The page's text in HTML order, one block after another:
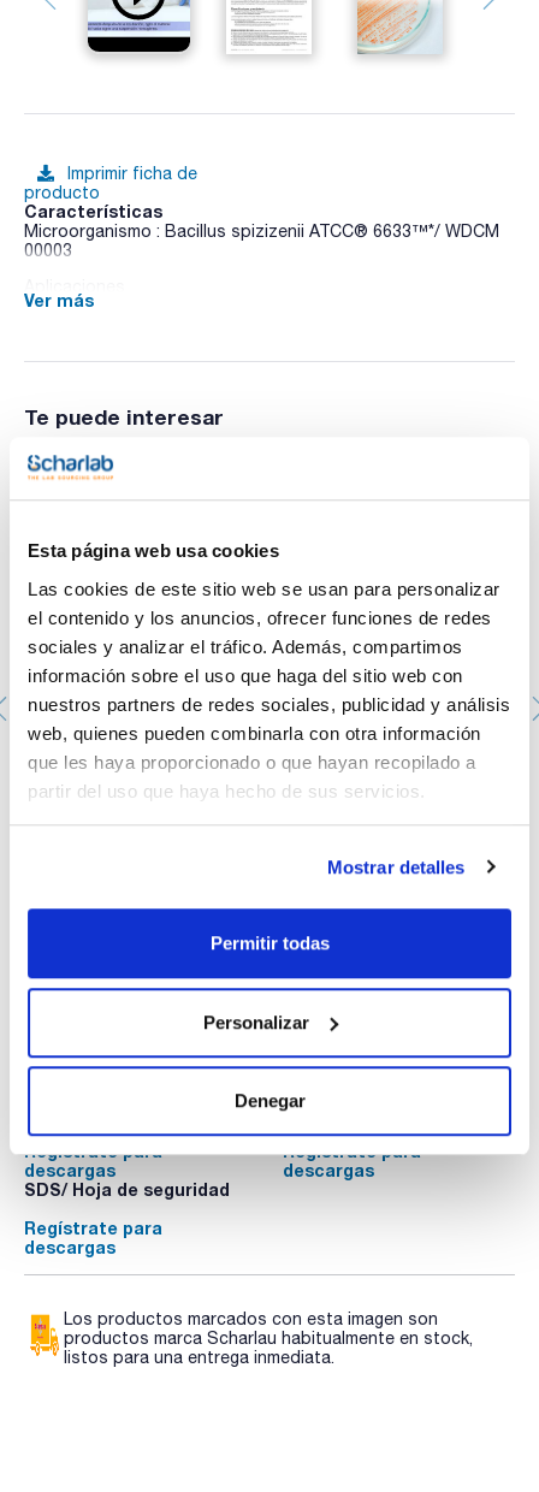
Esta página web usa cookies
Las cookies de este sitio web se usan para personalizar
el contenido y los anuncios, ofrecer funciones de redes
sociales y analizar el tráfico. Además, compartimos
información sobre el uso que haga del sitio web con
nuestros partners de redes sociales, publicidad y análisis
web, quienes pueden combinarla con otra información
que les haya proporcionado o que hayan recopilado a
partir del uso que haya hecho de sus servicios.
Mostrar detalles
Permitir todas
Personalizar
Denegar
Imprimir ficha de
producto
Características
Microorganismo : Bacillus spizizenii ATCC® 6633™*/ WDCM
00003
- Métodos de detección y enumeración
- Concentración mínima inhibitoria
- Esquemas de aptitud (Proficiency tests)
Destacados
- Disponible en una concentración que va de 103 hasta 107
microorganismos
variedad de concentraciones
- El formato listo para usar permite ahorrar tiempo y dinero
- El almacenamiento refrigerado es sencillo y económico
- El Certificado de Análisis online ofrece información
detallada de la cepa
- La trazabilidad a cultivos de referencia garantiza la
autenticidad
- Expertos del Servicio Técnico disponibles para orientar
Presentación
- 1 vial con 5 pellets cuantitativos liofilizados
-Instrucciones ilustradas
Ver más
Te puede interesar
Cepas MiStraCon QuantyE-Pellets: Aspergillus
brasiliensis ATCC® 16404™/ WDCM 00053. Contiene un
vial con 5 pellets (E6 ufc/pellet)
EP2001-MSC
Documentación técnica
Regístrate para
descargas
COA
Regístrate para
descargas
SDS/ Hoja de seguridad
Regístrate para
descargas
Los productos marcados con esta imagen son
productos marca Scharlau habitualmente en stock,
listos para una entrega inmediata.